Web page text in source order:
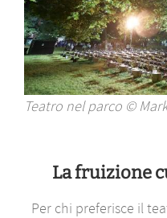
Teatro nel parco ©
La fruizione
Per chi preferisce il